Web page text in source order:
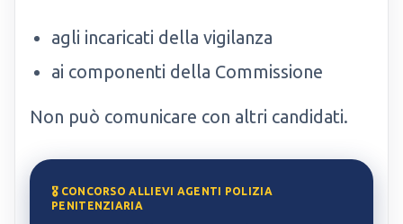
agli incaricati della vigilanza
ai componenti della Commissione
Non può comunicare con altri candidati.
🎖️ CONCORSO ALLIEVI AGENTI POLIZIA
PENITENZIARIA